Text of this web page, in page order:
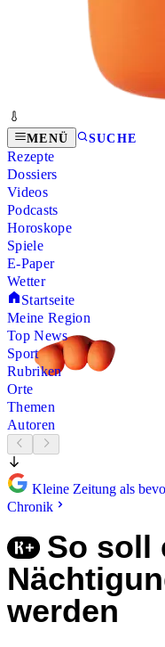
MENÜ SUCHE
Rezepte
Dossiers
Videos
Podcasts
Horoskope
Spiele
E-Paper
Wetter
Startseite
Meine Region
Top News
Sport
Rubriken
Orte
Themen
Autoren
Kleine Zeitung als
Chronik
So soll
werden